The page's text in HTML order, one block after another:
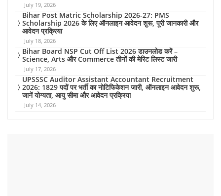
July 19, 2026
Bihar Post Matric Scholarship 2026-27: PMS
Scholarship 2026 के लिए ऑनलाइन आवेदन शुरू, पूरी जानकारी और
आवेदन प्रक्रिया
July 18, 2026
Bihar Board NSP Cut Off List 2026 डाउनलोड करें –
Science, Arts और Commerce तीनों की मेरिट लिस्ट जारी
July 17, 2026
UPSSSC Auditor Assistant Accountant Recruitment
2026: 1829 पदों पर भर्ती का नोटिफिकेशन जारी, ऑनलाइन आवेदन शुरू,
जानें योग्यता, आयु सीमा और आवेदन प्रक्रिया
July 14, 2026